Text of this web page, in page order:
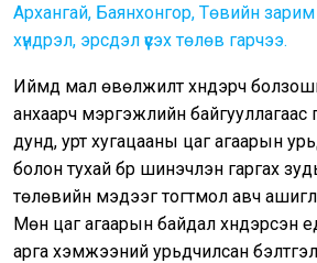
Архангай, Баянхонгор, Төвийн
хүндрэл, эрсдэл үүсэх төлөв гарчээ.
Иймд мал өвөлжилт хүндэрч
анхаарч мэргэжлийн байгууллагаас
дунд, урт хугацааны цаг агаарын
болон тухай бүр шинэчлэн гаргах
төлөвийн мэдээг тогтмол авч
Мөн цаг агаарын байдал хүндэрсэн
арга хэмжээний урьдчилсан